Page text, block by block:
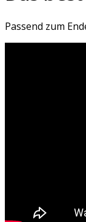
Passend zum